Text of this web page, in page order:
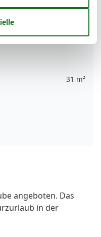
31 m²
angeboten. Das
in der